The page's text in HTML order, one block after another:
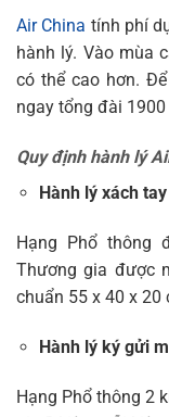
Air China tính phí
hành lý. Vào mùa
có thể cao hơn.
ngay tổng đài
Quy định hành lý
Hành lý xách tay
Hạng Phổ thông
Thương gia được
chuẩn 55 x 40 x 20
Hành lý ký gửi
Hạng Phổ thông 2